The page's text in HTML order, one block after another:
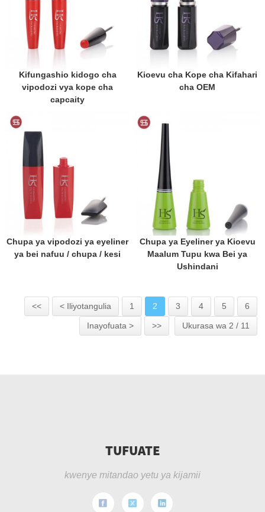
Kifungashio kidogo cha
vipodozi vya kope cha
capcaity
Kioevu cha Kope cha Kifahari
cha OEM
Chupa ya vipodozi ya eyeliner
ya bei nafuu / chupa / kesi
Chupa ya Eyeliner ya Kioevu
Maalum Tupu kwa Bei ya
Ushindani
<< < Iliyotangulia 1 2 3 4 5 6
Inayofuata > >> Ukurasa wa 2 / 11
TUFUATE
kwenye mitandao yetu ya kijamii